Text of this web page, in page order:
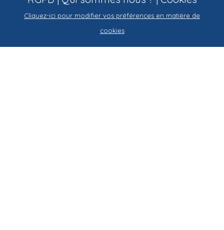
Cliquez-ici pour modifier vos préférences en matière de
cookies